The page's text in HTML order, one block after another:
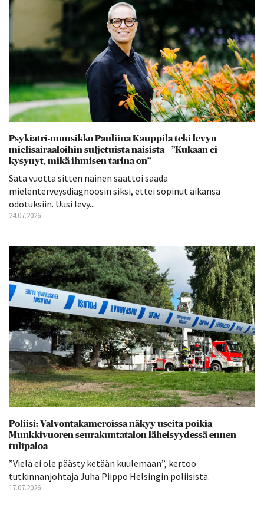
Psykiatri-muusikko Pauliina Kauppila teki levyn
mielisairaaloihin suljetuista naisista – ”Kukaan ei
kysynyt, mikä ihmisen tarina on”
Sata vuotta sitten nainen saattoi saada
mielenterveysdiagnoosin siksi, ettei sopinut aikansa
odotuksiin. Uusi levy...
24.07.2026
Poliisi: Valvontakameroissa näkyy useita poikia
Munkkivuoren seurakuntatalon läheisyydessä ennen
tulipaloa
”Vielä ei ole päästy ketään kuulemaan”, kertoo
tutkinnanjohtaja Juha Piippo Helsingin poliisista.
17.07.2026